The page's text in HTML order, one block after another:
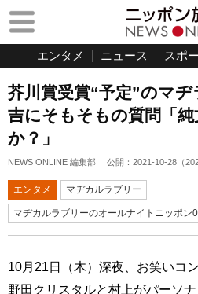
エンタメ ニュース スポ
芥川賞受賞“予定”のマ
吉にそもそもの質問「
か？」
NEWS ONLINE 編集部 公開： 2021-10-28 （
エンタメ マヂカルラブリー
マヂカルラブリーのオールナイトニッポン
10月21日（木）深夜、お笑いコ
野田クリスタルと村上がパーソ